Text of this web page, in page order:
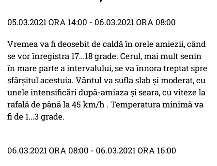
05.03.2021 ORA 14:00 - 06.03.2021 ORA 08:00
Vremea va fi deosebit de caldă în orele amiezii, când
se vor înregistra 17...18 grade. Cerul, mai mult senin
în mare parte a intervalului, se va înnora treptat spre
sfârșitul acestuia. Vântul va sufla slab și moderat, cu
unele intensificări după-amiaza și seara, cu viteze la
rafală de până la 45 km/h . Temperatura minimă va
fi de 1...3 grade.
06.03.2021 ORA 08:00 - 06.03.2021 ORA 16:00